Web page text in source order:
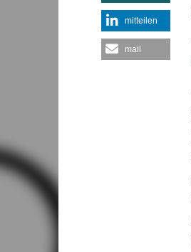
mitteilen
mail